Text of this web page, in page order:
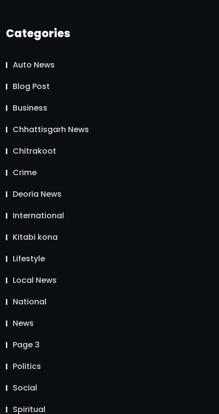
Categories
Auto News
Blog Post
Business
Chhattisgarh News
Chitrakoot
Crime
Deoria News
International
Kitabi kona
Lifestyle
Local News
National
News
Page 3
Politics
Social
Spiritual